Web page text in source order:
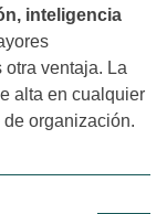
inteligencia
ventaja. La
alta en cualquier
organización.